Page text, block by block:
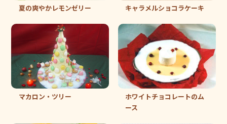
夏の爽やかレモンゼリー キャラメルショコラケーキ
マカロン・ツリー
ホワイトチョコレートのム
ース